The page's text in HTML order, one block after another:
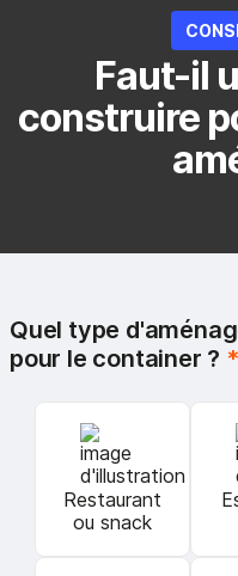
Faut-il
construire
Quel type
pour le container ? *
Restaurant
ou snack